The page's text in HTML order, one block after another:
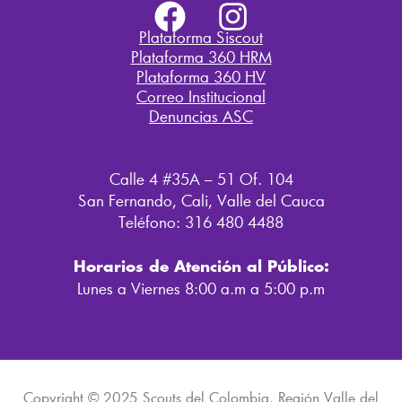
a
c
e
b
o
o
k
n
s
t
a
g
r
a
m
Plataforma Siscout
Plataforma 360 HRM
Plataforma 360 HV
Correo Institucional
Denuncias ASC
Calle 4 #35A – 51 Of. 104
San Fernando, Cali, Valle del Cauca
Teléfono: 316 480 4488
Horarios de Atención al Público:
Lunes a Viernes 8:00 a.m a 5:00 p.m
Copyright © 2025 Scouts del Colombia, Región Valle del